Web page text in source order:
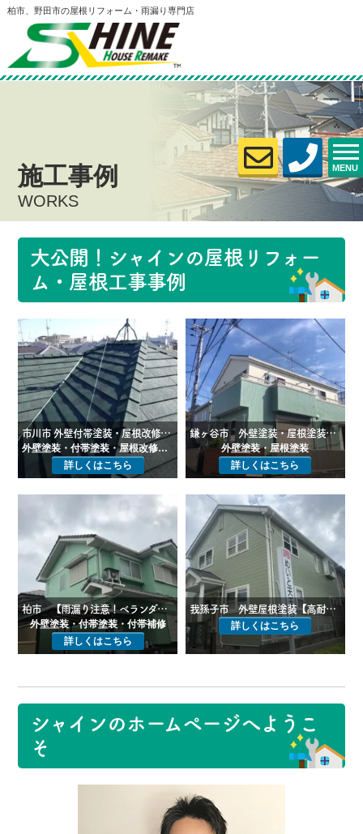
柏市、野田市の屋根リフォーム・雨漏り専門店
MENU
施工事例
WORKS
大公開！シャインの屋根リフォー
ム・屋根工事事例
市川市 外壁付帯塗装・屋根改修工事【劣化が激しいフルベスト屋根をディプロマットスターにて葺き替え】
外壁塗装・付帯塗装・屋根改修（葺き替え）
詳しくはこちら
鎌ヶ谷市 外壁塗装・屋根塗装工事 【ソフトリシン吹付のモルタル外壁を透湿性を重視して外壁塗装】
外壁塗装・屋根塗装
詳しくはこちら
柏市 【雨漏り注意！ベランダ笠木の腐食を交換・パーフェクトトップで外壁塗装】
外壁塗装・付帯塗装・付帯補修
詳しくはこちら
我孫子市 外壁屋根塗装【高耐久性の新塗料・ナノルーフ15で屋根塗装】
詳しくはこちら
シャインのホームページへようこ
そ